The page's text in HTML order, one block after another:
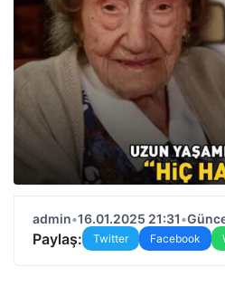
admin•16.01.2025 21:31•
Paylaş: Twitter Facebook